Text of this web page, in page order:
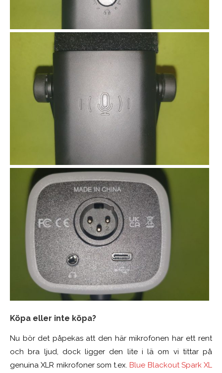
Köpa eller inte köpa?
Nu bör det påpekas att den här mikrofonen har ett rent
och bra ljud, dock ligger den lite i lä om vi tittar på
genuina XLR mikrofoner som t.ex. Blue Blackout Spark XL